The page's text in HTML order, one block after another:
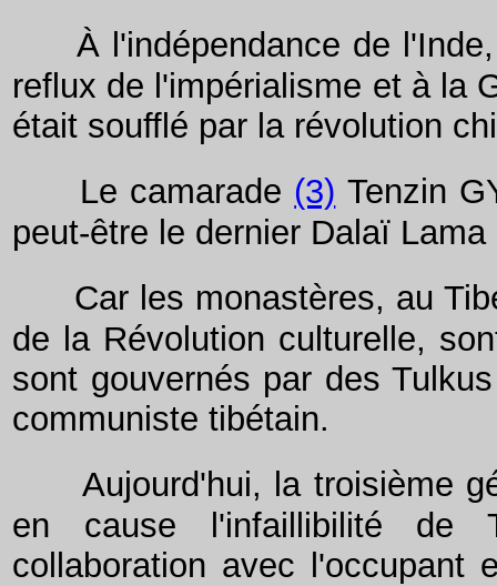
À l'indépendance de
reflux de l'impérialisme et à la
était soufflé par la révolution
Le camarade (3) Tenzin
peut-être le dernier Dalaï
Car les monastères, au
de la Révolution culturelle,
sont gouvernés par des
communiste tibétain.
Aujourd'hui, la troisième
en cause l'infaillibilité de
collaboration avec l'occupant